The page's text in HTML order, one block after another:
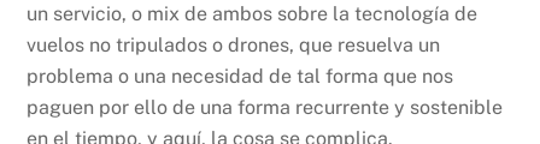
un servicio, o mix de ambos sobre la tecnología de
vuelos no tripulados o drones, que resuelva un
problema o una necesidad de tal forma que nos
paguen por ello de una forma recurrente y sostenible
en el tiempo, y aquí, la cosa se complica.